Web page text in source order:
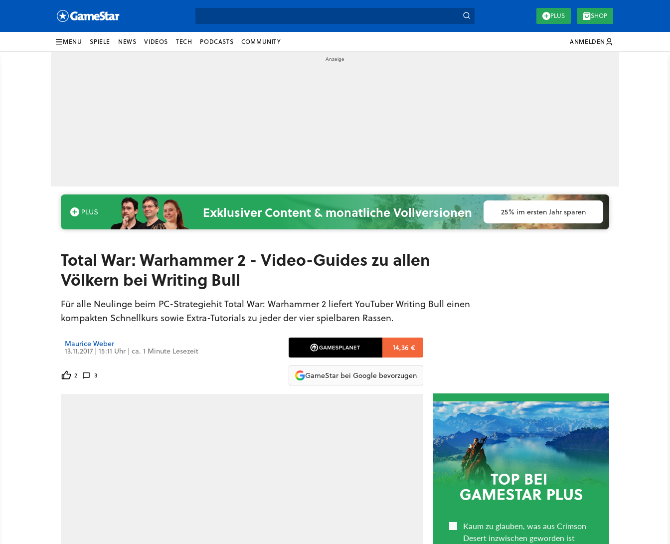
PLUS SHOP
MENU SPIELE NEWS VIDEOS TECH PODCASTS COMMUNITY ANMELDEN
Exklusiver Content & monatliche Vollversionen 25% im ersten Jahr sparen
Total War: Warhammer 2 - Video-Guides zu allen
Völkern bei Writing Bull
Für alle Neulinge beim PC-Strategiehit Total War: Warhammer 2 liefert YouTuber Writing Bull einen
kompakten Schnellkurs sowie Extra-Tutorials zu jeder der vier spielbaren Rassen.
Maurice Weber
13.11.2017 | 15:11 Uhr | ca. 1 Minute Lesezeit
2 3
14,36 €
GameStar bei Google bevorzugen